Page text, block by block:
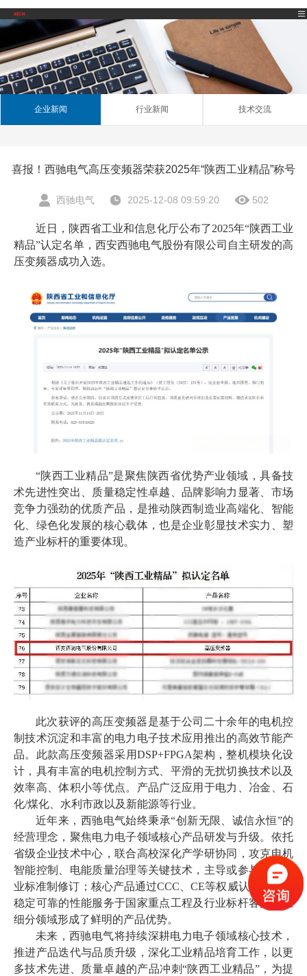
企业新闻 行业新闻 技术交流
喜报！西驰电气高压变频器荣获2025年“陕西工业精品”称号
西驰电气 2025-12-08 09:59:20 502
近日，陕西省工业和信息化厅公布了2025年“陕西工业
精品”认定名单，西安西驰电气股份有限公司自主研发的高
压变频器成功入选。
“陕西工业精品”是聚焦陕西省优势产业领域，具备技
术先进性突出、质量稳定性卓越、品牌影响力显著、市场
竞争力强劲的优质产品，是推动陕西制造业高端化、智能
化、绿色化发展的核心载体，也是企业彰显技术实力、塑
造产业标杆的重要体现。
此次获评的高压变频器是基于公司二十余年的电机控
制技术沉淀和丰富的电力电子技术应用推出的高效节能产
品。此款高压变频器采用DSP+FPGA架构，整机模块化设
计，具有丰富的电机控制方式、平滑的无扰切换技术以及
效率高、体积小等优点。产品广泛应用于电力、冶金、石
化/煤化、水利市政以及新能源等行业。
近年来，西驰电气始终秉承“创新无限、诚信永恒”的
经营理念，聚焦电力电子领域核心产品研发与升级。依托
省级企业技术中心，联合高校深化产学研协同，攻克电机
智能控制、电能质量治理等关键技术，主导或参与多项行
业标准制修订；核心产品通过CCC、CE等权威认证，凭借
稳定可靠的性能服务于国家重点工程及行业标杆客户，在
细分领域形成了鲜明的产品优势。
未来，西驰电气将持续深耕电力电子领域核心技术，
推进产品迭代与品质升级，深化工业精品培育工作，以更
多技术先进、质量卓越的产品冲刺“陕西工业精品”，为提